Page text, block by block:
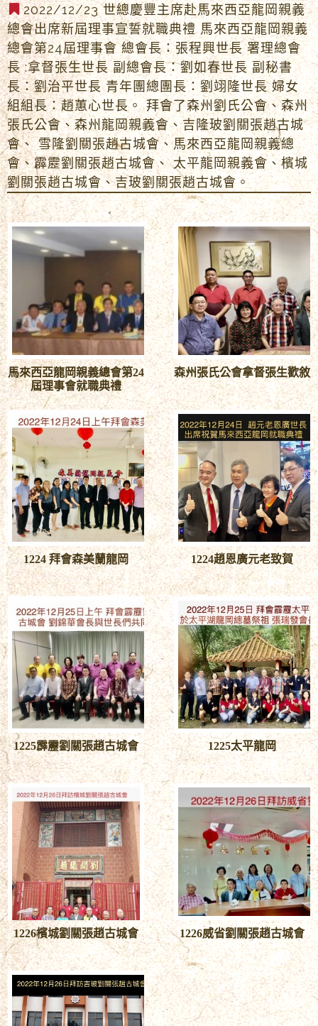
2022/12/23 世總慶豐主席赴馬來西亞龍岡親義
總會出席新屆理事宣誓就職典禮 馬來西亞龍岡親義
總會第24屆理事會 總會長：張程興世長 署理總會
長 :拿督張生世長 副總會長：劉如春世長 副秘書
長：劉治平世長 青年團總團長：劉翊隆世長 婦女
組組長：趙蕙心世長。 拜會了森州劉氏公會、森州
張氏公會、森州龍岡親義會、吉隆玻劉關張趙古城
會、 雪隆劉關張趙古城會、馬來西亞龍岡親義總
會、霹靂劉關張趙古城會、 太平龍岡親義會、檳城
劉關張趙古城會、吉玻劉關張趙古城會。
馬來西亞龍岡親義總會第24
屆理事會就職典禮
森州張氏公會拿督張生歡敘
1224 拜會森美蘭龍岡 1224趙恩廣元老致賀
1225霹靂劉關張趙古城會 1225太平龍岡
1226檳城劉關張趙古城會 1226威省劉關張趙古城會